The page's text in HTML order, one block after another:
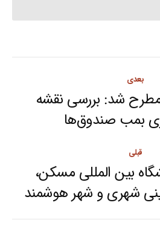
قبلی
Previous
post:
بین المللی مسکن،
شهری و شهر هوشمند
بعدی
Next
post:
مطرح شد: بررسی نقشه
بمب صندوق‌ها